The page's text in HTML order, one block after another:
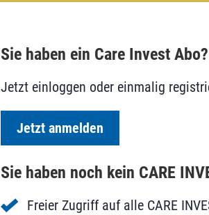
Sie haben ein Care Invest Abo?
Jetzt einloggen oder einmalig
Jetzt anmelden
Sie haben noch kein CARE
Freier Zugriff auf alle CARE